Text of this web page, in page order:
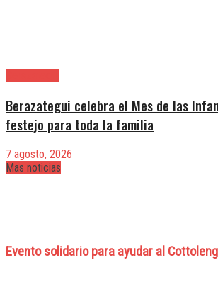
Berazategui celebra el Mes de las
festejo para toda la familia
7 agosto, 2026
Mas noticias
Evento solidario para ayudar al